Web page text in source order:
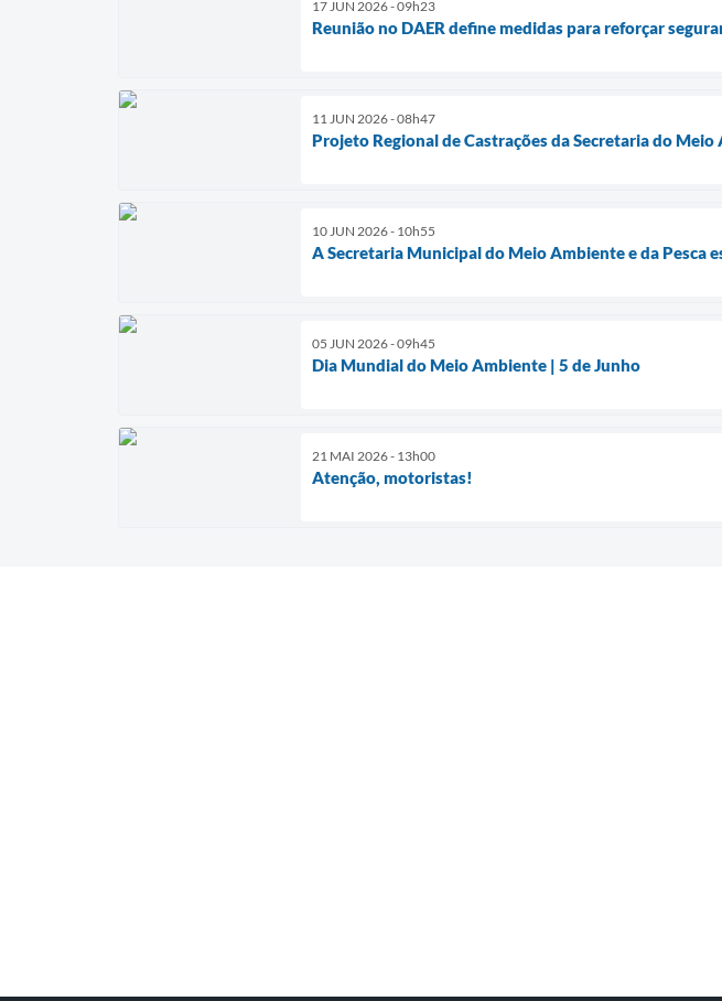
17 JUN 2026 - 09h23
Reunião no DAER define medidas para reforçar
11 JUN 2026 - 08h47
Projeto Regional de Castrações da Secretaria do
10 JUN 2026 - 10h55
A Secretaria Municipal do Meio Ambiente e da Pesca
05 JUN 2026 - 09h45
Dia Mundial do Meio Ambiente | 5 de Junho
21 MAI 2026 - 13h00
Atenção, motoristas!